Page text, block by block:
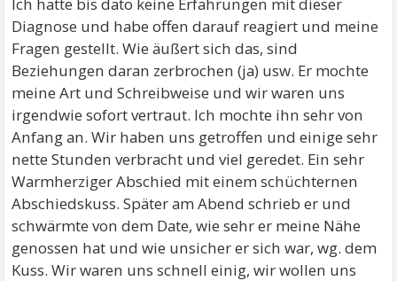
Diagnose und habe offen darauf reagiert und meine
Fragen gestellt. Wie äußert sich das, sind
Beziehungen daran zerbrochen (ja) usw. Er mochte
meine Art und Schreibweise und wir waren uns
irgendwie sofort vertraut. Ich mochte ihn sehr von
Anfang an. Wir haben uns getroffen und einige sehr
nette Stunden verbracht und viel geredet. Ein sehr
Warmherziger Abschied mit einem schüchternen
Abschiedskuss. Später am Abend schrieb er und
schwärmte von dem Date, wie sehr er meine Nähe
genossen hat und wie unsicher er sich war, wg. dem
Kuss. Wir waren uns schnell einig, wir wollen uns